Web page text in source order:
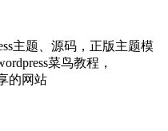
主题、源码，正版主题模
菜鸟教程，
的网站